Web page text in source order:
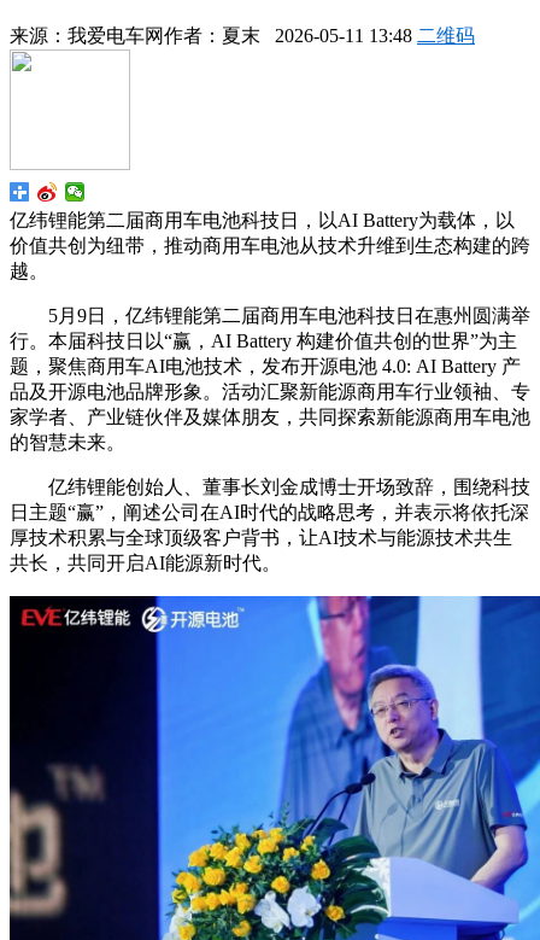
来源： 我爱电车网作者： 夏末 2026-05-11 13:48 二维码
亿纬锂能第二届商用车电池科技日，以AI Battery为载体，以
价值共创为纽带，推动商用车电池从技术升维到生态构建的跨
越。
5月9日，亿纬锂能第二届商用车电池科技日在惠州圆满举
行。本届科技日以“赢，AI Battery 构建价值共创的世界”为主
题，聚焦商用车AI电池技术，发布开源电池 4.0: AI Battery 产
品及开源电池品牌形象。活动汇聚新能源商用车行业领袖、专
家学者、产业链伙伴及媒体朋友，共同探索新能源商用车电池
的智慧未来。
亿纬锂能创始人、董事长刘金成博士开场致辞，围绕科技
日主题“赢”，阐述公司在AI时代的战略思考，并表示将依托深
厚技术积累与全球顶级客户背书，让AI技术与能源技术共生
共长，共同开启AI能源新时代。